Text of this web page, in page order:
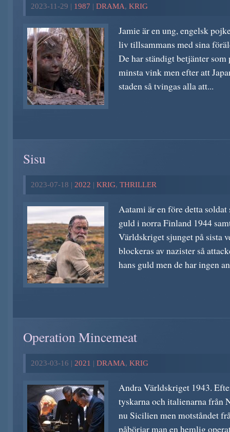
2023-11-29 | 1987 | DRAMA, KRIG
Jamie är en ung, engelsk
liv tillsammans med sina
De har ständigt betjänter
minsta vink men efter att
staden så tvingas alla att...
Sisu
2023-07-18 | 2022 | KRIG, THRILLER
Aatami är en före detta
guld i norra Finland 1944
Världskriget sjunget på sista
blockeras av nazister så
hans guld men de har ingen
Operation Mincemeat
2023-03-16 | 2021 | DRAMA, KRIG
Andra Världskriget 1943.
tyskarna och italienarna från
nu Sicilien men motståndet
påbörjar man en hemlig